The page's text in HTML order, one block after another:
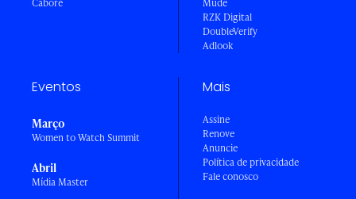
Caboré
Mude
RZK Digital
DoubleVerify
Adlook
Eventos
Março
Women to Watch Summit
Abril
Mídia Master
Mais
Assine
Renove
Anuncie
Política de privacidade
Fale conosco